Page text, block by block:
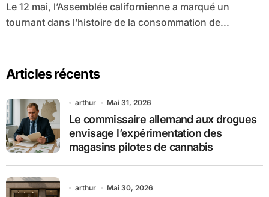
Le 12 mai, l’Assemblée californienne a marqué un
tournant dans l’histoire de la consommation de...
Articles récents
arthur Mai 31, 2026
Le commissaire allemand aux drogues
envisage l’expérimentation des
magasins pilotes de cannabis
arthur Mai 30, 2026